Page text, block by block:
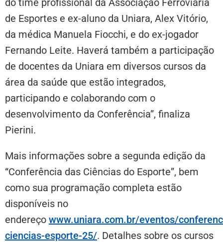
de Esportes e ex-aluno da Uniara, Alex Vitório,
da médica Manuela Fiocchi, e do ex-jogador
Fernando Leite. Haverá também a participação
de docentes da Uniara em diversos cursos da
área da saúde que estão integrados,
participando e colaborando com o
desenvolvimento da Conferência”, finaliza
Pierini.
Mais informações sobre a segunda edição da
“Conferência das Ciências do Esporte”, bem
como sua programação completa estão
disponíveis no
endereço www.uniara.com.br/eventos/
ciencias-esporte-25/. Detalhes sobre os cursos